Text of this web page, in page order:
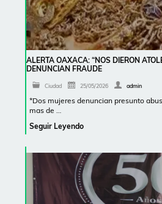
ALERTA OAXACA: “NOS DIERON
DENUNCIAN FRAUDE
Ciudad 25/05/2026 admin
*Dos mujeres denuncian presunto
mas de …
Seguir Leyendo